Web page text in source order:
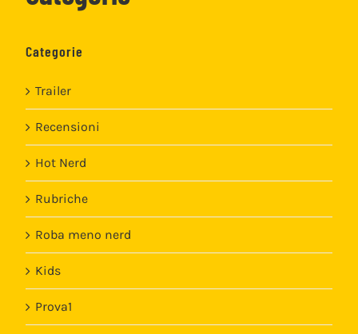
Categorie
Trailer
Recensioni
Hot Nerd
Rubriche
Roba meno nerd
Kids
Prova1